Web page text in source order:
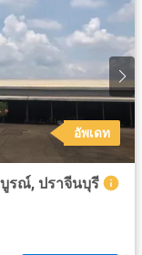
อัพเดท
รณ์, ปราจีนบุรี